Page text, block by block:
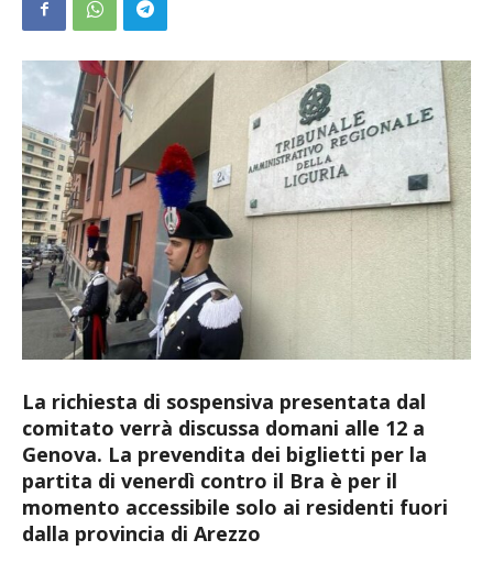
La richiesta di sospensiva presentata dal
comitato verrà discussa domani alle 12 a
Genova. La prevendita dei biglietti per la
partita di venerdì contro il Bra è per il
momento accessibile solo ai residenti fuori
dalla provincia di Arezzo